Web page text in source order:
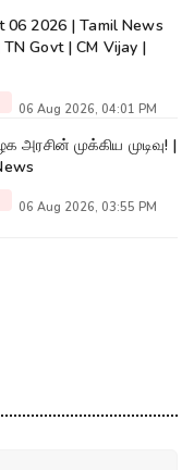
2026 | Tamil News
Govt | CM Vijay |
06 Aug 2026, 04:01 PM
அரசின் முக்கிய முடிவு! |
06 Aug 2026, 03:55 PM